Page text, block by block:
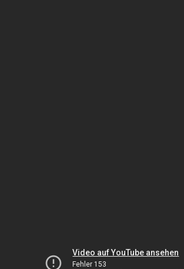
Video auf YouTube ansehen
Fehler 153